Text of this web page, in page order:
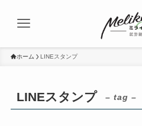
ホーム LINEスタンプ
LINEスタンプ – tag –